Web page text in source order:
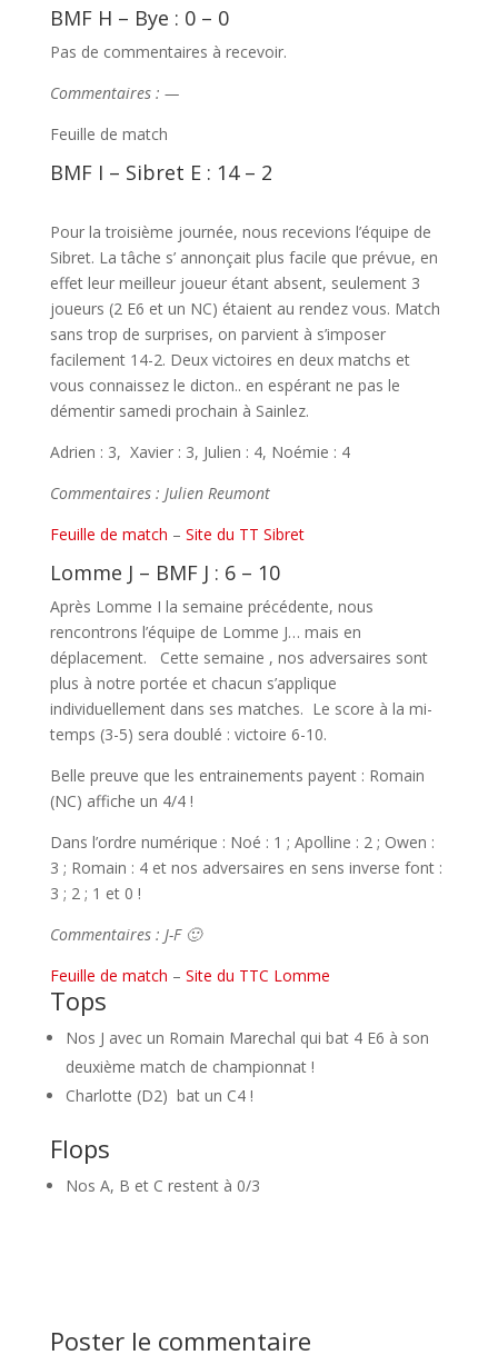
BMF H – Bye : 0 – 0
Pas de commentaires à recevoir.
Commentaires : —
Feuille de match
BMF I – Sibret E : 14 – 2
Pour la troisième journée, nous recevions l’équipe de
Sibret. La tâche s’ annonçait plus facile que prévue, en
effet leur meilleur joueur étant absent, seulement 3
joueurs (2 E6 et un NC) étaient au rendez vous. Match
sans trop de surprises, on parvient à s’imposer
facilement 14-2. Deux victoires en deux matchs et
vous connaissez le dicton.. en espérant ne pas le
démentir samedi prochain à Sainlez.
Adrien : 3, Xavier : 3, Julien : 4, Noémie : 4
Commentaires : Julien Reumont
Feuille de match – Site du TT Sibret
Lomme J – BMF J : 6 – 10
Après Lomme I la semaine précédente, nous
rencontrons l’équipe de Lomme J… mais en
déplacement. Cette semaine , nos adversaires sont
plus à notre portée et chacun s’applique
individuellement dans ses matches. Le score à la mi-
temps (3-5) sera doublé : victoire 6-10.
Belle preuve que les entrainements payent : Romain
(NC) affiche un 4/4 !
Dans l’ordre numérique : Noé : 1 ; Apolline : 2 ; Owen :
3 ; Romain : 4 et nos adversaires en sens inverse font :
3 ; 2 ; 1 et 0 !
Commentaires : J-F 🙂
Feuille de match – Site du TTC Lomme
Tops
Nos J avec un Romain Marechal qui bat 4 E6 à son
deuxième match de championnat !
Charlotte (D2) bat un C4 !
Flops
Nos A, B et C restent à 0/3
Poster le commentaire